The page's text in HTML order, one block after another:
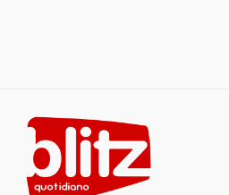
content